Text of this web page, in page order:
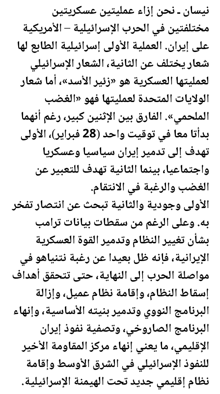
نيسان ـ نحن إزاء عمليتين عسكريتين
مختلفتين في الحرب الإسرائيلية – الأمريكية
على إيران. العملية الأولى إسرائيلية الطابع لها
شعار يختلف عن الثانية، الشعار الإسرائيلي
لعمليتها العسكرية هو «زئير الأسد»، أما شعار
الولايات المتحدةلعمليتها فهو «الغضب
الملحمي». الفارق بين الإثنين كبير، رغم أنهما
بدأتا معا في توقيت واحد (28 فبراير)، الأولى
تهدف إلى تدمير إيران سياسيا وعسكريا
واجتماعيا، بينما الثانية تهدف للتعبير عن
الغضب والرغبة في الانتقام.
الأولى وجودية والثانية تبحث عن انتصار تفخر
به. وعلى الرغم من سقطات بياناتترامب
بشأن تغيير النظام وتدمير القوة العسكرية
الإيرانية، فإنه ظل بعيدا عن رغبة نتنياهو في
مواصلة الحرب إلى النهاية، حتى تتحقق أهداف
إسقاط النظام، وإقامة نظام عميل، وإزالة
البرنامج النووي وتدمير بنيته الأساسية، وإنهاء
البرنامج الصاروخي، وتصفية نفوذ إيران
الإقليمي، ما يعني إنهاء مركز المقاومة الأخير
للنفوذ الإسرائيلي في الشرق الأوسط وإقامة
نظام إقليمي جديد تحت الهيمنة الإسرائيلية.